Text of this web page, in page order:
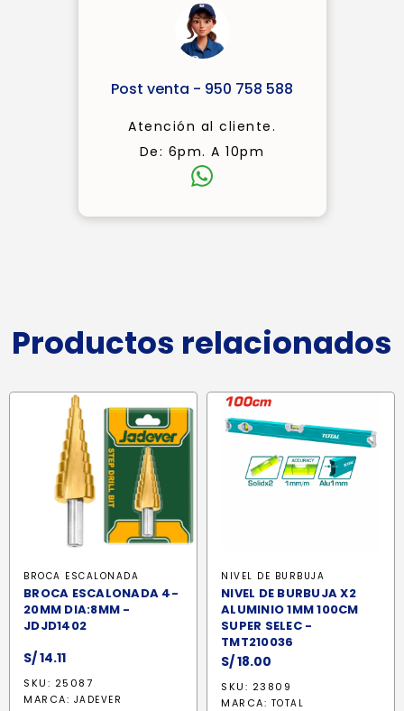
Post venta - 950 758 588
Atención al cliente.
De: 6pm. A 10pm
Productos relacionados
BROCA ESCALONADA
BROCA ESCALONADA 4-
20MM DIA:8MM -
JDJD1402
S/14.11
SKU: 25087
MARCA: JADEVER
NIVEL DE BURBUJA
NIVEL DE BURBUJA X2
ALUMINIO 1MM 100CM
SUPER SELEC -
TMT210036
S/18.00
SKU: 23809
MARCA: TOTAL